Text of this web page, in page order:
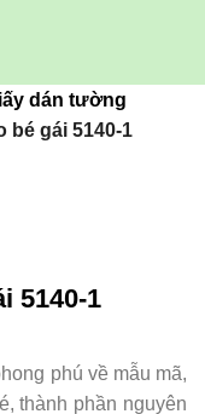
dán tường
bé gái 5140-1
5140-1
phú về mẫu mã,
thành phần nguyên